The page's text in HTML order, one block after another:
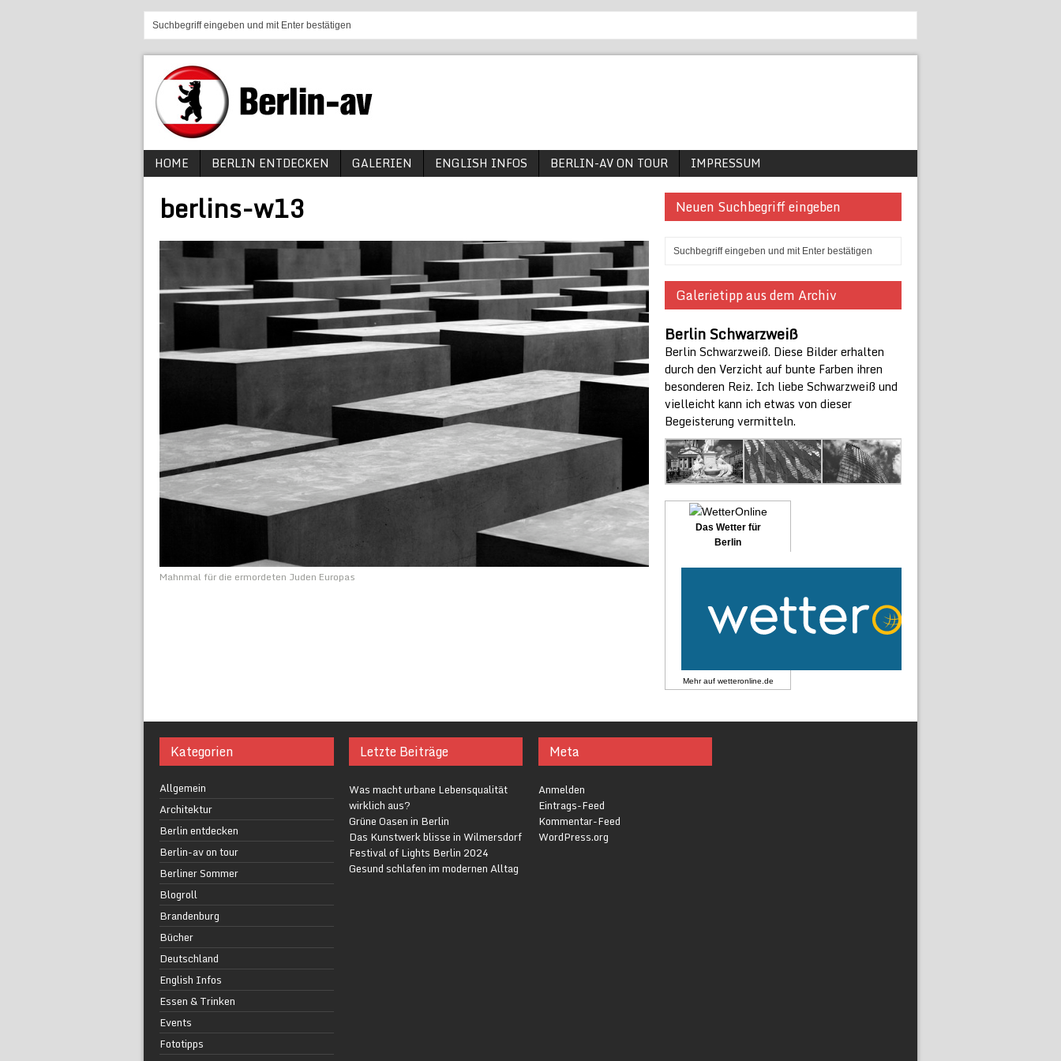
HOME BERLIN ENTDECKEN GALERIEN ENGLISH INFOS BERLIN-AV ON TOUR IMPRESSUM
berlins-w13
Mahnmal für die ermordeten Juden Europas
Neuen Suchbegriff eingeben
Galerietipp aus dem Archiv
Berlin Schwarzweiß
Berlin Schwarzweiß. Diese Bilder erhalten
durch den Verzicht auf bunte Farben ihren
besonderen Reiz. Ich liebe Schwarzweiß und
vielleicht kann ich etwas von dieser
Begeisterung vermitteln.
Das Wetter für
Berlin
Mehr auf wetteronline.de
Kategorien
Allgemein
Architektur
Berlin entdecken
Berlin-av on tour
Berliner Sommer
Blogroll
Brandenburg
Bücher
Deutschland
English Infos
Essen & Trinken
Events
Fototipps
Letzte Beiträge
Was macht urbane Lebensqualität
wirklich aus?
Grüne Oasen in Berlin
Das Kunstwerk blisse in Wilmersdorf
Festival of Lights Berlin 2024
Gesund schlafen im modernen Alltag
Meta
Anmelden
Eintrags-Feed
Kommentar-Feed
WordPress.org